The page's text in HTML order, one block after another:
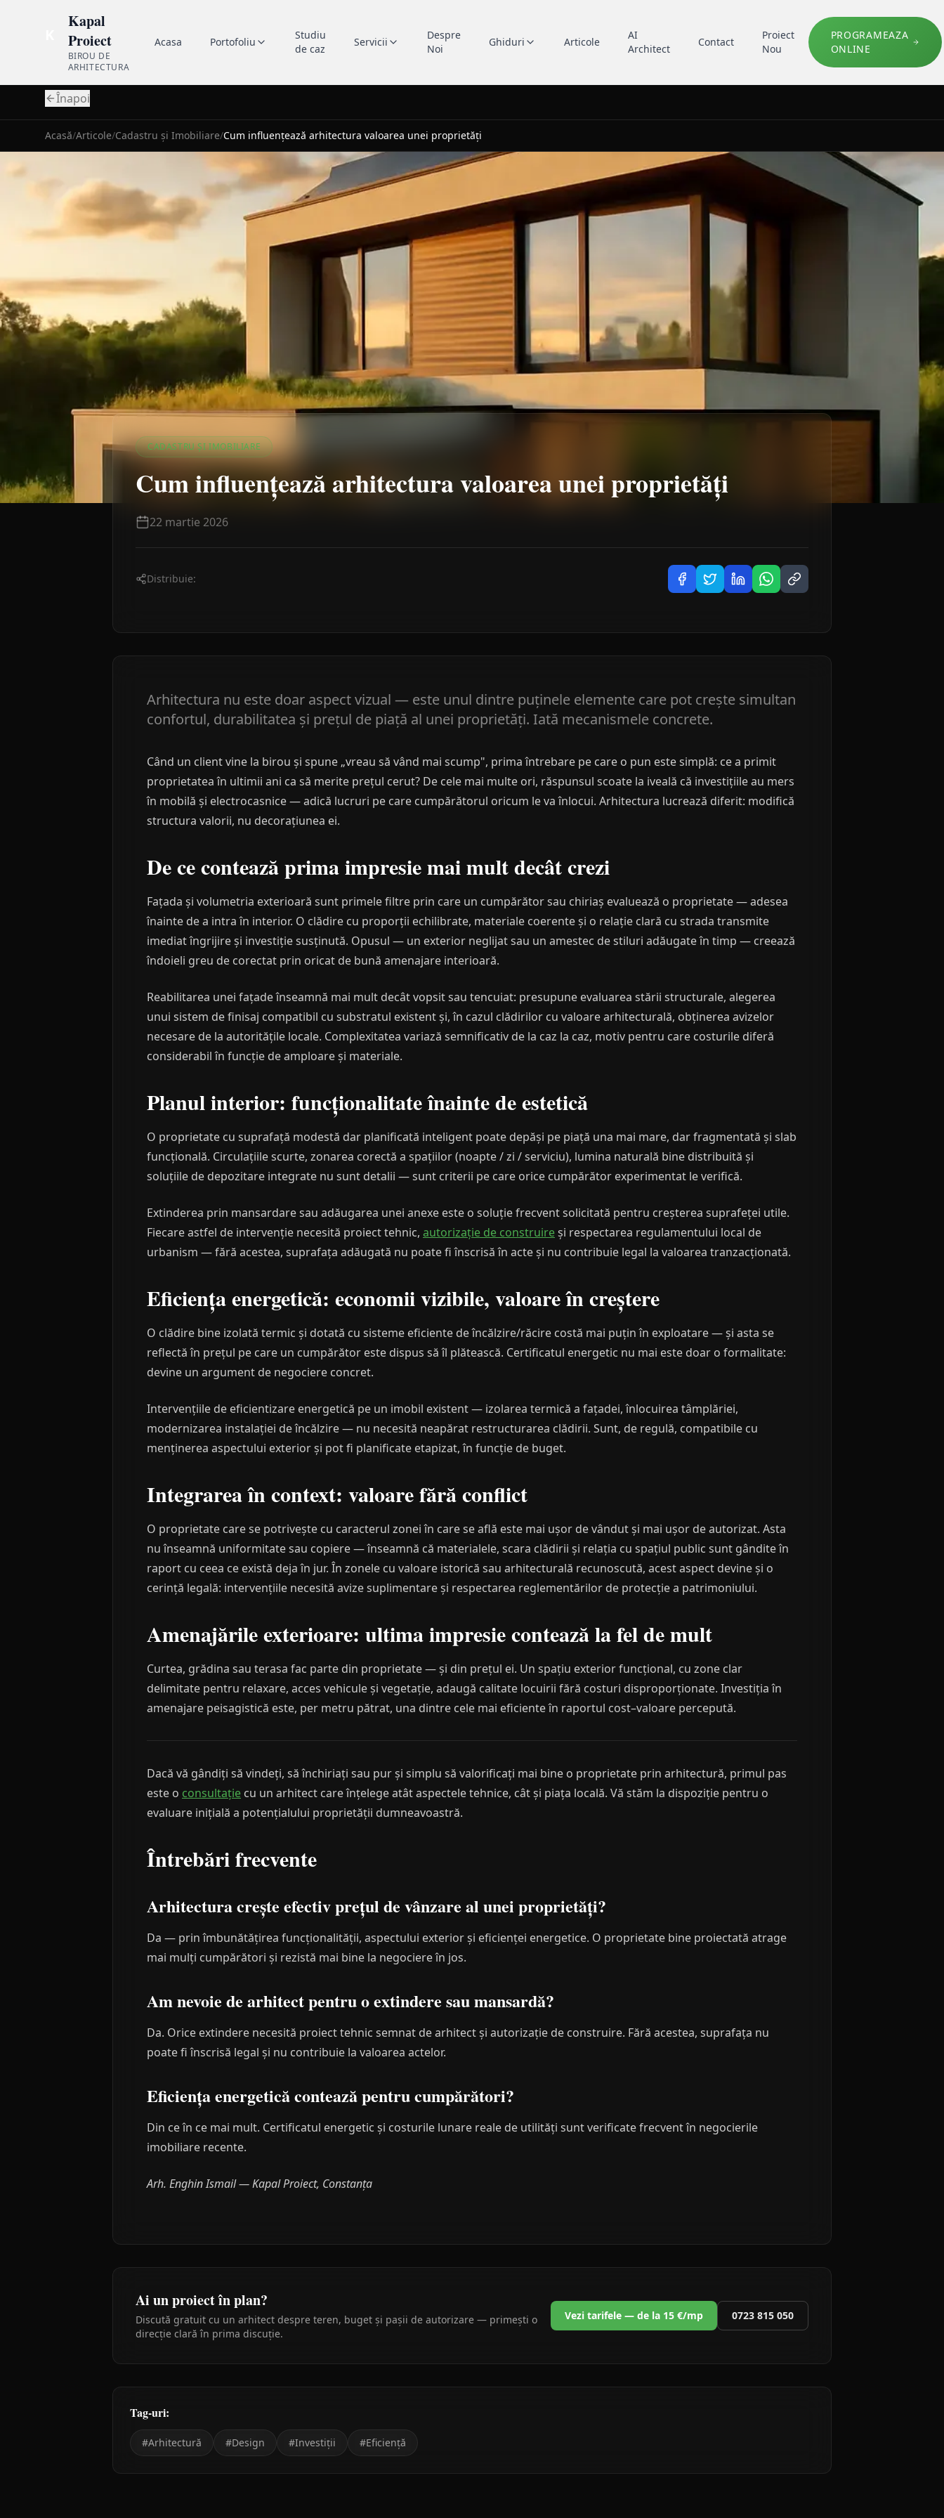
Kapal
Proiect
BIROU DE
ARHITECTURA
Acasa Portofoliu
Studiu
de caz
Servicii
Despre
Noi
Ghiduri Articole
AI
Architect
Contact
Proiect
Nou
PROGRAMEAZA
ONLINE
Înapoi
Acasă/Articole/Cadastru și Imobiliare/Cum influențează arhitectura valoarea unei proprietăți
CADASTRU ȘI IMOBILIARE
Cum influențează arhitectura valoarea unei proprietăți
22 martie 2026
Distribuie:
Arhitectura nu este doar aspect vizual — este unul dintre puținele elemente care pot crește simultan
confortul, durabilitatea și prețul de piață al unei proprietăți. Iată mecanismele concrete.
Când un client vine la birou și spune „vreau să vând mai scump", prima întrebare pe care o pun este simplă: ce a primit
proprietatea în ultimii ani ca să merite prețul cerut? De cele mai multe ori, răspunsul scoate la iveală că investițiile au mers
în mobilă și electrocasnice — adică lucruri pe care cumpărătorul oricum le va înlocui. Arhitectura lucrează diferit: modifică
structura valorii, nu decorațiunea ei.
De ce contează prima impresie mai mult decât crezi
Fațada și volumetria exterioară sunt primele filtre prin care un cumpărător sau chiriaș evaluează o proprietate — adesea
înainte de a intra în interior. O clădire cu proporții echilibrate, materiale coerente și o relație clară cu strada transmite
imediat îngrijire și investiție susținută. Opusul — un exterior neglijat sau un amestec de stiluri adăugate în timp — creează
îndoieli greu de corectat prin oricat de bună amenajare interioară.
Reabilitarea unei fațade înseamnă mai mult decât vopsit sau tencuiat: presupune evaluarea stării structurale, alegerea
unui sistem de finisaj compatibil cu substratul existent și, în cazul clădirilor cu valoare arhitecturală, obținerea avizelor
necesare de la autoritățile locale. Complexitatea variază semnificativ de la caz la caz, motiv pentru care costurile diferă
considerabil în funcție de amploare și materiale.
Planul interior: funcționalitate înainte de estetică
O proprietate cu suprafață modestă dar planificată inteligent poate depăși pe piață una mai mare, dar fragmentată și slab
funcțională. Circulațiile scurte, zonarea corectă a spațiilor (noapte / zi / serviciu), lumina naturală bine distribuită și
soluțiile de depozitare integrate nu sunt detalii — sunt criterii pe care orice cumpărător experimentat le verifică.
Extinderea prin mansardare sau adăugarea unei anexe este o soluție frecvent solicitată pentru creșterea suprafeței utile.
Fiecare astfel de intervenție necesită proiect tehnic, autorizație de construireși respectarea regulamentului local de
urbanism — fără acestea, suprafața adăugată nu poate fi înscrisă în acte și nu contribuie legal la valoarea tranzacționată.
Eficiența energetică: economii vizibile, valoare în creștere
O clădire bine izolată termic și dotată cu sisteme eficiente de încălzire/răcire costă mai puțin în exploatare — și asta se
reflectă în prețul pe care un cumpărător este dispus să îl plătească. Certificatul energetic nu mai este doar o formalitate:
devine un argument de negociere concret.
Intervențiile de eficientizare energetică pe un imobil existent — izolarea termică a fațadei, înlocuirea tâmplăriei,
modernizarea instalației de încălzire — nu necesită neapărat restructurarea clădirii. Sunt, de regulă, compatibile cu
menținerea aspectului exterior și pot fi planificate etapizat, în funcție de buget.
Integrarea în context: valoare fără conflict
O proprietate care se potrivește cu caracterul zonei în care se află este mai ușor de vândut și mai ușor de autorizat. Asta
nu înseamnă uniformitate sau copiere — înseamnă că materialele, scara clădirii și relația cu spațiul public sunt gândite în
raport cu ceea ce există deja în jur. În zonele cu valoare istorică sau arhitecturală recunoscută, acest aspect devine și o
cerință legală: intervențiile necesită avize suplimentare și respectarea reglementărilor de protecție a patrimoniului.
Amenajările exterioare: ultima impresie contează la fel de mult
Curtea, grădina sau terasa fac parte din proprietate — și din prețul ei. Un spațiu exterior funcțional, cu zone clar
delimitate pentru relaxare, acces vehicule și vegetație, adaugă calitate locuirii fără costuri disproporționate. Investiția în
amenajare peisagistică este, per metru pătrat, una dintre cele mai eficiente în raportul cost–valoare percepută.
Dacă vă gândiți să vindeți, să închiriați sau pur și simplu să valorificați mai bine o proprietate prin arhitectură, primul pas
este o consultație cu un arhitect care înțelege atât aspectele tehnice, cât și piața locală. Vă stăm la dispoziție pentru o
evaluare inițială a potențialului proprietății dumneavoastră.
Întrebări frecvente
Arhitectura crește efectiv prețul de vânzare al unei proprietăți?
Da — prin îmbunătățirea funcționalității, aspectului exterior și eficienței energetice. O proprietate bine proiectată atrage
mai mulți cumpărători și rezistă mai bine la negociere în jos.
Am nevoie de arhitect pentru o extindere sau mansardă?
Da. Orice extindere necesită proiect tehnic semnat de arhitect și autorizație de construire. Fără acestea, suprafața nu
poate fi înscrisă legal și nu contribuie la valoarea actelor.
Eficiența energetică contează pentru cumpărători?
Din ce în ce mai mult. Certificatul energetic și costurile lunare reale de utilități sunt verificate frecvent în negocierile
imobiliare recente.
Arh. Enghin Ismail — Kapal Proiect, Constanța
Ai un proiect în plan?
Discută gratuit cu un arhitect despre teren, buget și pașii de autorizare — primești o
direcție clară în prima discuție.
Vezi tarifele — de la 15 €/mp 0723 815 050
Tag-uri:
#Arhitectură #Design #Investiții #Eficiență